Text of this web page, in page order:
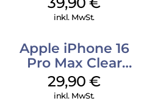
inkl. MwSt.
Apple iPhone 16
Pro Max Clear
Case MagSafe
Transparent
29,90€
inkl. MwSt.